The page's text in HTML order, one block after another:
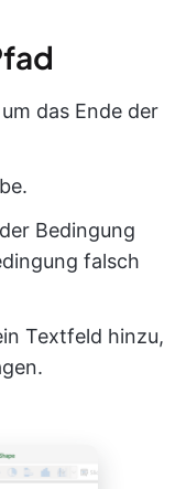
das Ende der
Bedingung
falsch
Textfeld hinzu,